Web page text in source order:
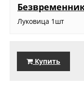
Луковица 1шт
Купить